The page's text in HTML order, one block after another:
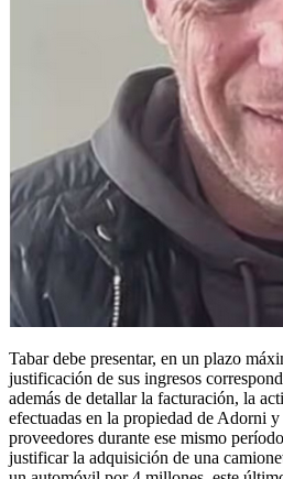
Tabar debe presentar, en un plazo
justificación de sus ingresos
además de detallar la facturación, la
efectuadas en la propiedad de Adorni y
proveedores durante ese mismo
justificar la adquisición de una